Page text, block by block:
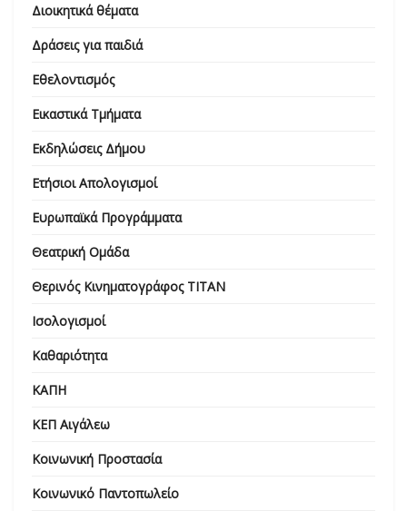
Διοικητικά θέματα
Δράσεις για παιδιά
Εθελοντισμός
Εικαστικά Τμήματα
Εκδηλώσεις Δήμου
Ετήσιοι Απολογισμοί
Ευρωπαϊκά Προγράμματα
Θεατρική Ομάδα
Θερινός Κινηματογράφος ΤΙΤΑΝ
Ισολογισμοί
Καθαριότητα
ΚΑΠΗ
ΚΕΠ Αιγάλεω
Κοινωνική Προστασία
Κοινωνικό Παντοπωλείο